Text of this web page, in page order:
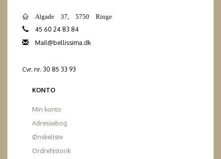
Algade 37, 5750 Ringe
45 60 24 83 84
Mail@bellissima.dk
Cvr. nr. 30 85 33 93
KONTO
Min konto
Adressebog
Ønskeliste
Ordrehistorik